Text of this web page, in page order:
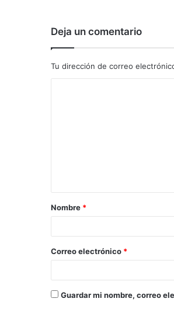
Deja un comentario
Tu dirección de correo
a
r
*
Nombre *
Correo electrónico *
Guardar mi nombre, correo